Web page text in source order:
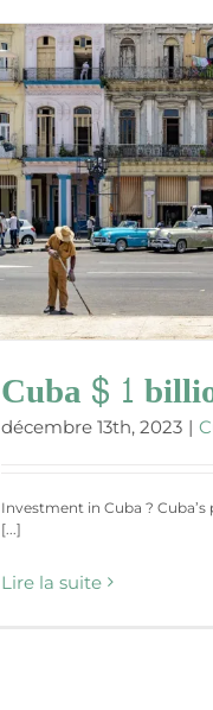
Cuba $ 1
décembre 13th, 2023 |
Investment in Cuba ?
[...]
Lire la suite